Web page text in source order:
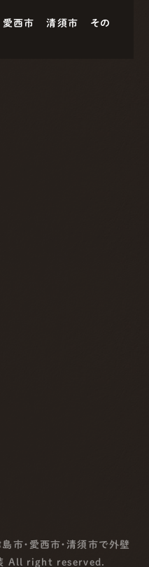
愛西市 清須市
その
島市・愛西市・清須市で外壁
All right reserved.